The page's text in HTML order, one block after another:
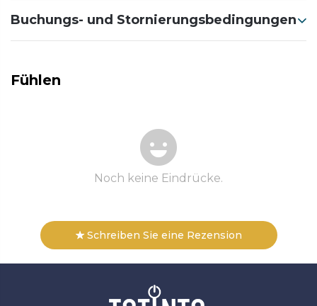
Buchungs- und Stornierungsbedingungen
Fühlen
Noch keine Eindrücke.
Schreiben Sie eine Rezension